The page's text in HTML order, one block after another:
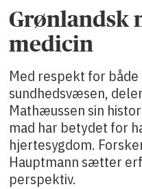
Grønlandsk
medicin
Med respekt for
sundhedsvæsen,
Mathæussen sin
mad har betydet for
hjertesygdom.
Hauptmann sætter
perspektiv.